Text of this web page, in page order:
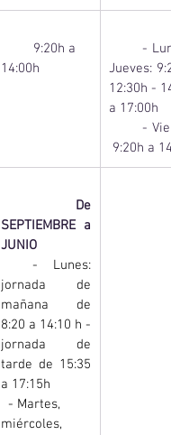
9:20h a
14:00h
-
Jueves:
12:30h -
a 17:00h
-
9:20h a
De
SEPTIEMBRE a
JUNIO
- Lunes:
jornada de
mañana de
8:20 a 14:10 h -
jornada de
tarde de 15:35
a 17:15h
- Martes,
miércoles,